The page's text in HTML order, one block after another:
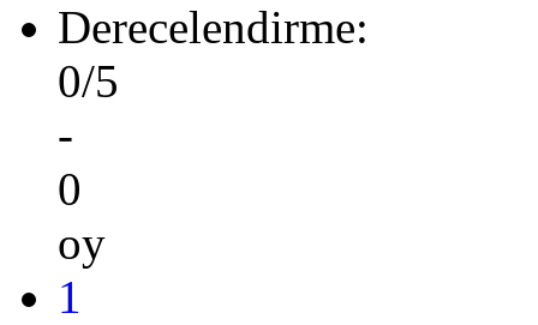
Derecelendirme:
0/5
-
0
oy
1